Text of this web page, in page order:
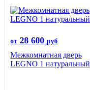
от 28 600 руб
Межкомнатная дверь
LEGNO 1 натуральный